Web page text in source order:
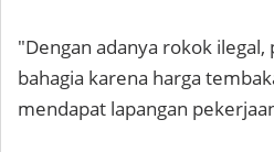
"Dengan adanya rokok
bahagia karena harga
mendapat lapangan